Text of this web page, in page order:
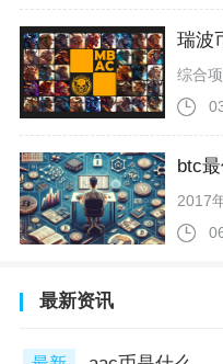
瑞波
btc
最新资讯